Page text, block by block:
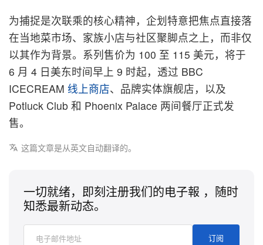
为捕捉是次联乘的核心精神，企划特意把焦点直接落
在当地菜市场、家族小店与社区聚脚点之上，而非仅
以其作为背景。系列售价为 100 至 115 美元，将于
6 月 4 日美东时间早上 9 时起，透过 BBC
ICECREAM 线上商店、品牌实体旗舰店，以及
Potluck Club 和 Phoenix Palace 两间餐厅正式发
售。
这篇文章是从英文自动翻译的。
一切就绪，即刻注册我们的电子報 ，随时
知悉最新动态。
订阅